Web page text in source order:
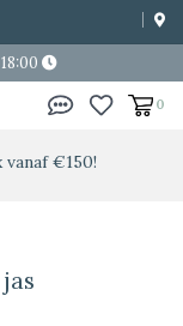
0
€150!